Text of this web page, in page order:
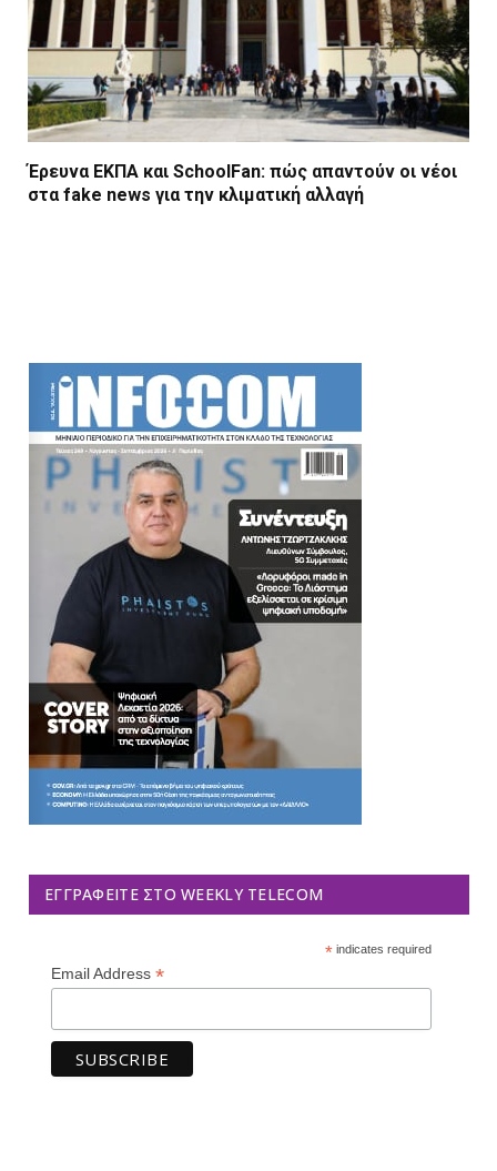
Έρευνα ΕΚΠΑ και SchoolFan: πώς απαντούν οι νέοι
στα fake news για την κλιματική αλλαγή
ΕΓΓΡΑΦΕΊΤΕ ΣΤΟ WEEKLY TELECOM
*indicates required
Email Address *